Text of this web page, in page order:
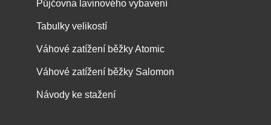
Půjčovna lavinového vybavení
Tabulky velikostí
Váhové zatížení běžky Atomic
Váhové zatížení běžky Salomon
Návody ke stažení